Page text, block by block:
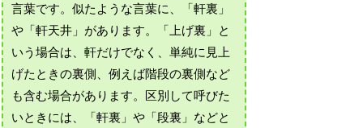
言葉です。似たような言葉に、「軒裏」
や「軒天井」があります。「上げ裏」と
いう場合は、軒だけでなく、単純に見上
げたときの裏側、例えば階段の裏側など
も含む場合があります。区別して呼びた
いときには、「軒裏」や「段裏」などと